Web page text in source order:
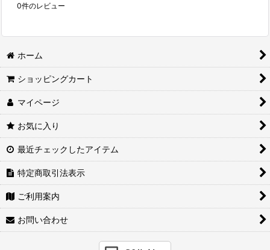
0件のレビュー
ホーム
ショッピングカート
マイページ
お気に入り
最近チェックしたアイテム
特定商取引法表示
ご利用案内
お問い合わせ